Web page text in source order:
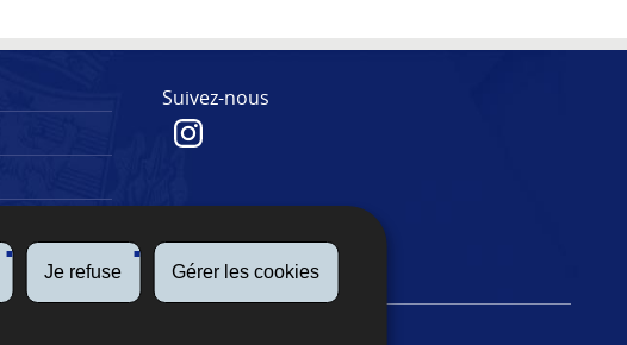
Je refuse Gérer les cookies
Suivez-nous